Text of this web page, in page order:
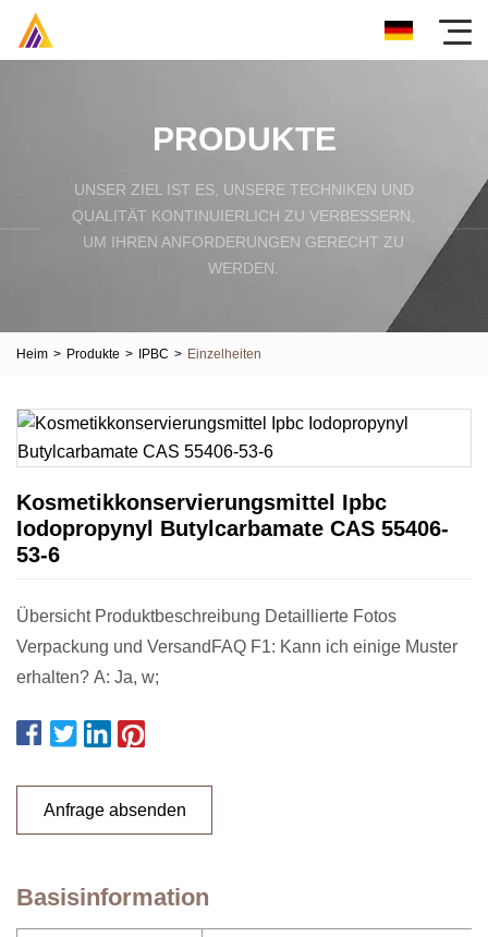
PRODUKTE
UNSER ZIEL IST ES, UNSERE TECHNIKEN UND
QUALITÄT KONTINUIERLICH ZU VERBESSERN,
UM IHREN ANFORDERUNGEN GERECHT ZU
WERDEN.
Heim > Produkte > IPBC > Einzelheiten
Kosmetikkonservierungsmittel Ipbc
Iodopropynyl Butylcarbamate CAS 55406-
53-6
Übersicht Produktbeschreibung Detaillierte Fotos
Verpackung und VersandFAQ F1: Kann ich einige Muster
erhalten? A: Ja, w;
Anfrage absenden
Basisinformation